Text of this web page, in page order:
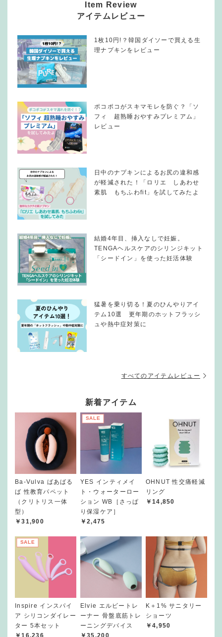
Item Review
アイテムレビュー
1枚10円!？韓国ダイソーで買える生
理ナプキンをレビュー
ポコポコがスキマモレを防ぐ？「ソ
フィ 超熟睡おやすみプレミアム」
レビュー
日中のナプキンによるお尻の違和感
が軽減された！「ロリエ しあわせ
素肌 もちふわfit」を試してみたよ
結婚4年目、挿入なしで妊娠。
TENGAヘルスケアのシリンジキット
「シードイン」を使った妊活体験
猛暑を乗り切る！夏のひんやりアイ
テム10選 更年期のホットフラッシ
ュや熱中症対策に
すべてのアイテムレビュー
新着アイテム
Ba-Vulva ばあばる
ば 性教育パペット
（クリトリス一体
型）
￥31,900
SALE
YES インティメイ
ト・ウォーターロー
ション WB［さっぱ
り保湿ケア］
￥2,475
OHNUT 性交痛軽減
リング
￥14,850
SALE
Inspire インスパイ
ア シリコンダイレー
ター 5本セット
￥16,236
Elvie エルビートレ
ーナー 骨盤底筋トレ
ーニングデバイス
￥35,200
K＋1% サニタリー
ショーツ
￥4,950